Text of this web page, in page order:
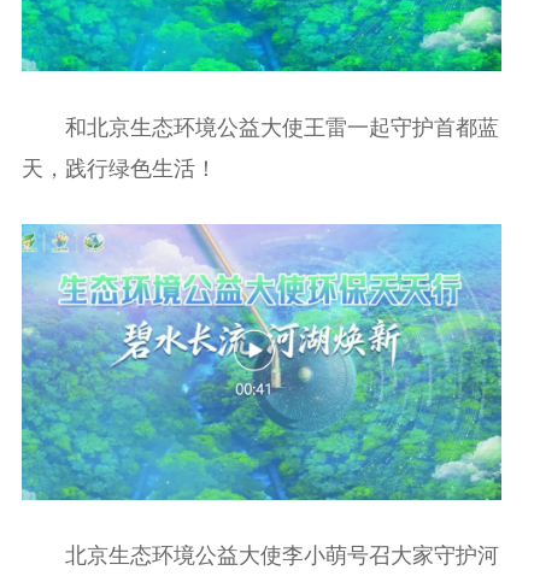
和北京生态环境公益大使王雷一起守护首都蓝
天，践行绿色生活！
北京生态环境公益大使李小萌号召大家守护河